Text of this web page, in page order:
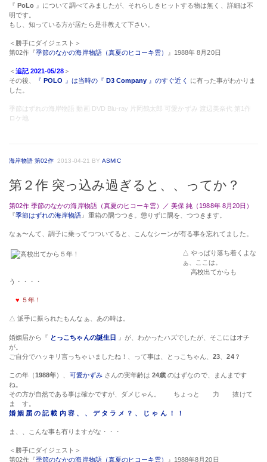
『PoLo 』について調べてみましたが、それらしきヒットする物は無く、詳細は不
明です。
もし、知っている方が居たら是非教えて下さい。
＜勝手にダイジェスト＞
第02作『季節のなかの海岸物語（真夏のヒコーキ雲） 』1988年 8月20日
＜追記 2021-05/28＞
その後、
『POLO 』は当時の『 D3 Company 』のすぐ近く
に有った事がわかりま
した。
季節はずれの海岸物語 動画 DVD Blu-ray 片岡鶴太郎 可愛かずみ 渡辺美奈代 第1作
ロケ地
海岸物語 第02作 2013-04-21 BY ASMIC
第２作 突っ込み過ぎると、、ってか？
第02作 季節のなかの海岸物語（真夏のヒコーキ雲）／ 美保 純（1988年 8月20日）
『季節はずれの海岸物語 』重箱の隅つつき。懲りずに隅を、つつきます。
なぁ〜んて、調子に乗ってつついてると、こんなシーンが有る事を忘れてました。
△ やっぱり落ち着くよな
ぁ、ここは。
高校出てからも
う・・・・
♥ ５年！
△ 派手に振られたもんなぁ、あの時は。
婚姻届から『 とっこちゃんの誕生日 』が、わかったハズでしたが、そこにはオチ
が。
ご自分でハッキリ言っちゃいましたね！、って事は、とっこちゃん、23 、24？
この年（1988年）、 可愛かずみさんの実年齢は24歳 のはずなので、まんまです
ね。
その方が自然である事は確かですが、ダメじゃん。 ちょっと 力 抜けて
ま す。
婚 姻 届 の 記 載 内 容 、 、 デ タ ラ メ ？ 、 じ ゃ ん ！ ！
ま、、こんな事も有りますがな・・・
＜勝手にダイジェスト＞
第02作『季節のなかの海岸物語（真夏のヒコーキ雲） 』1988年8月20日